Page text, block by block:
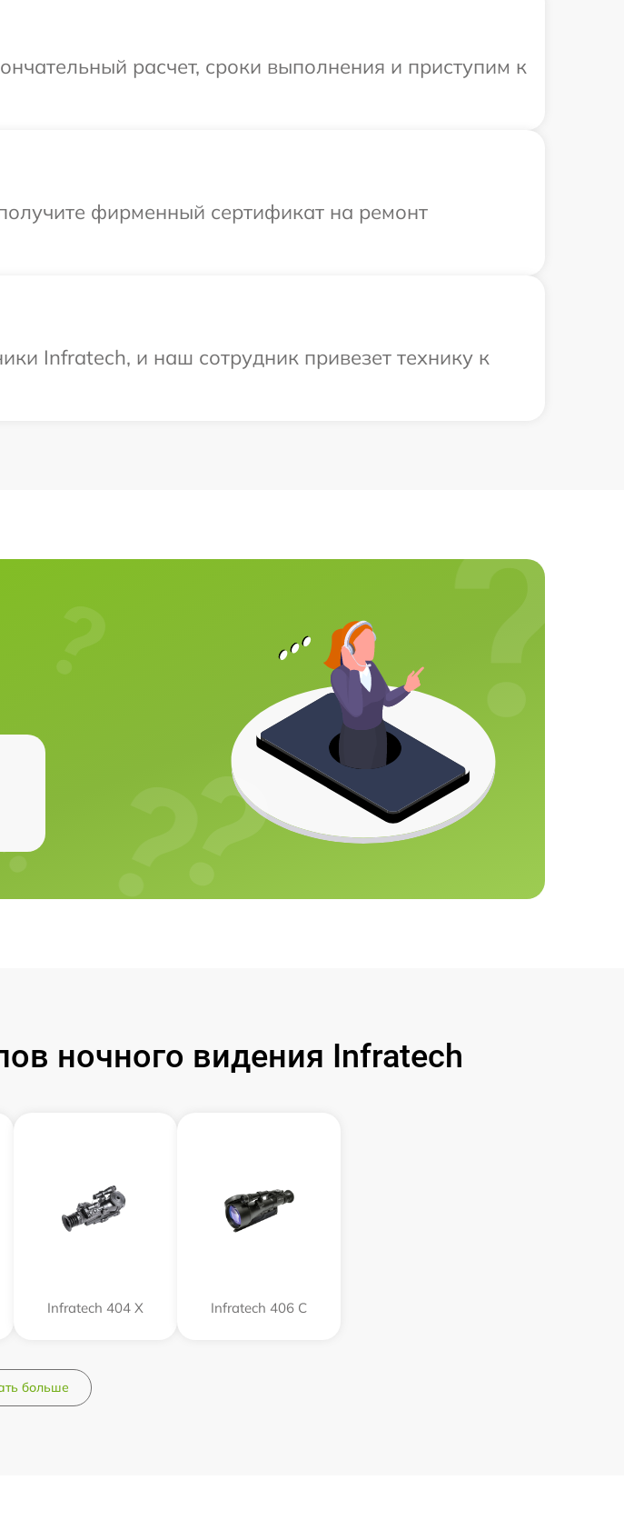
расчет, сроки выполнения и приступим к
фирменный сертификат на ремонт
Infratech, и наш сотрудник привезет технику к
ночного видения Infratech
Infratech 404 Х Infratech 406 С
больше